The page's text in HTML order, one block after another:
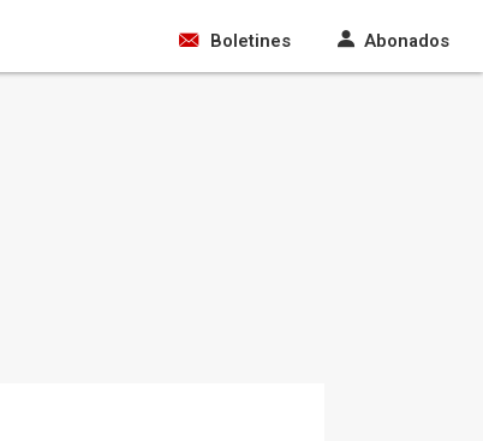
Boletines Abonados